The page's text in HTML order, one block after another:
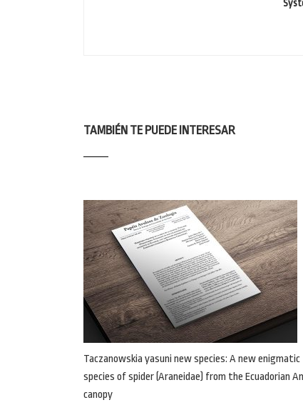
TAMBIÉN TE PUEDE INTERESAR
Taczanowskia yasuni new species: A new enigmatic
species of spider (Araneidae) from the Ecuadorian
canopy